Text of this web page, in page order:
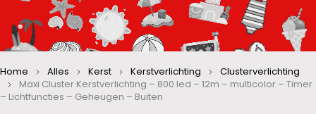
Home Alles Kerst Kerstverlichting
Clusterverlichting
Maxi Cluster Kerstverlichting – 800 led – 12m – multicolor – Timer
– Lichtfuncties – Geheugen – Buiten